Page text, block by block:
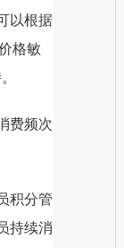
以根据
格敏
费频次
积分管
持续消